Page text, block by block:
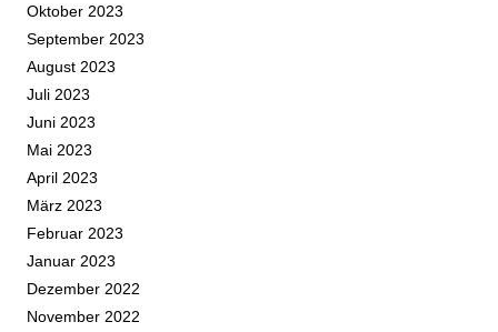
Oktober 2023
September 2023
August 2023
Juli 2023
Juni 2023
Mai 2023
April 2023
März 2023
Februar 2023
Januar 2023
Dezember 2022
November 2022